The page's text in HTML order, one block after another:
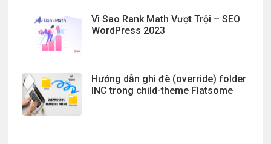
Vì Sao Rank Math Vượt Trội – SEO
WordPress 2023
Hướng dẫn ghi đè (override) folder
INC trong child-theme Flatsome